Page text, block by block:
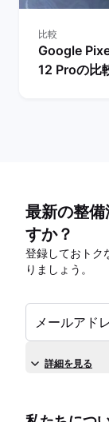
比較
Google
12 Proの比
最新の整
すか？
登録しておトク
りましょう。
メールアド
詳細を見る